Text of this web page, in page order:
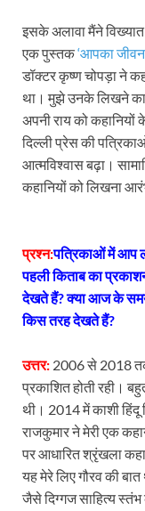
इसके अलावा मैंने विख्यात
एक पुस्तक‘आपका
डॉक्टर कृष्ण चोपड़ा ने
था। मुझे उनके लिखने का
अपनी राय को कहानियों
दिल्ली प्रेस की
आत्मविश्वास बढ़ा।
कहानियों को लिखना
प्रश्न:पत्रिकाओं में आप
पहली किताब का
देखते हैं? क्या आज के
किस तरह देखते हैं?
उत्तर: 2006 से 2018
प्रकाशित होती रही।
थी। 2014 में काशी हिंदू
राजकुमार ने मेरी एक
पर आधारित श्रृंखला
यह मेरे लिए गौरव की
जैसे दिग्गज साहित्य